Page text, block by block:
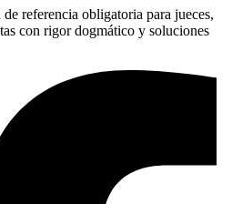
referencia obligatoria para jueces,
con rigor dogmático y soluciones